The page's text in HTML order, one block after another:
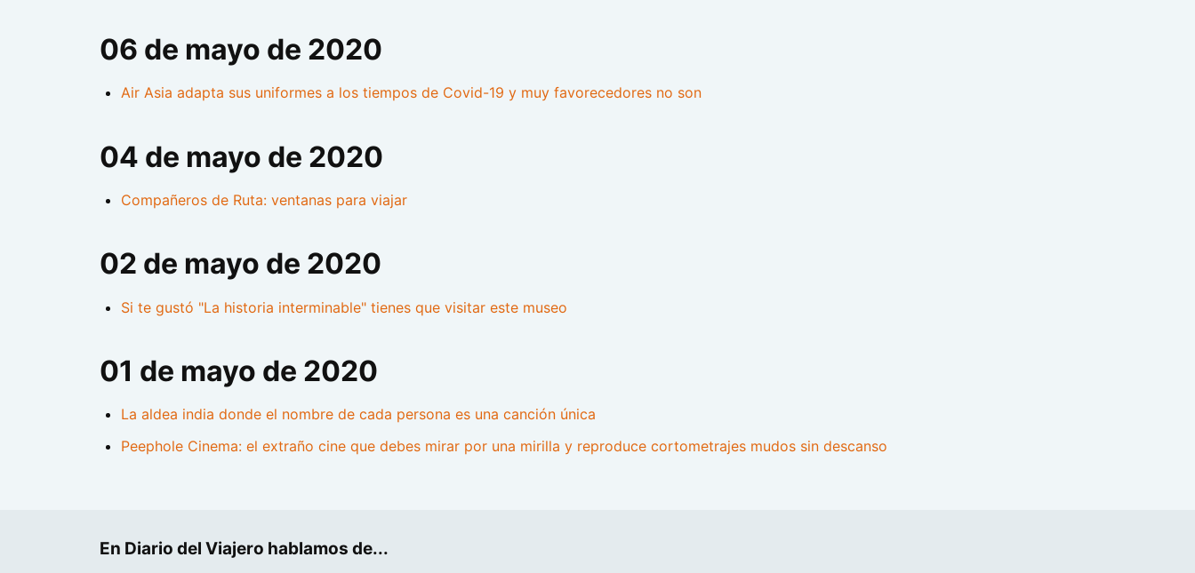
06 de mayo de 2020
Air Asia adapta sus uniformes a los tiempos de Covid-19 y muy favorecedores no son
04 de mayo de 2020
Compañeros de Ruta: ventanas para viajar
02 de mayo de 2020
Si te gustó "La historia interminable" tienes que visitar este museo
01 de mayo de 2020
La aldea india donde el nombre de cada persona es una canción única
Peephole Cinema: el extraño cine que debes mirar por una mirilla y reproduce cortometrajes mudos sin descanso
En Diario del Viajero hablamos de...